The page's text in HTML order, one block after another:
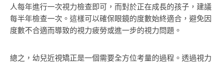
人每年進行一次視力檢查即可，而對於正在成長的孩子，建議
每半年檢查一次。這樣可以確保眼鏡的度數始終適合，避免因
度數不合適而導致的視力疲勞或進一步的視力問題。
總之，幼兒近視矯正是一個需要全方位考量的過程。透過視力